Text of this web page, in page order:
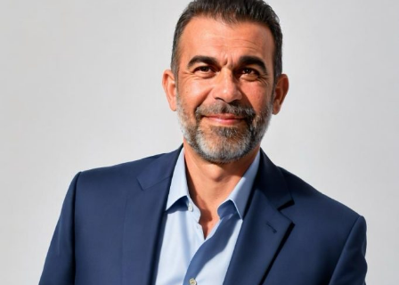
Camerele de hotel sunt, prin natura lor, spații apropiate
unele de altele, separate de pereți care nu pot fi făcuți
infinit de groși din motive practice și economice.
Zgomotul pașilor din camera de sus sau din coridorul
adiacent rămâne una dintre cele mai frecvente
nemulțumiri semnalate de oaspeți în recenziile online,
chiar și la unități altfel apreciate pentru servicii și
locație. De multe ori, oaspeții nu identifică pardoseala
drept sursa reală a problemei, ci descriu simplu senzația
de spațiu zgomotos sau agitat.
Pardoseala joacă un rol important în absorbția acestor
sunete, mai ales în zonele de trecere frecventă dintre